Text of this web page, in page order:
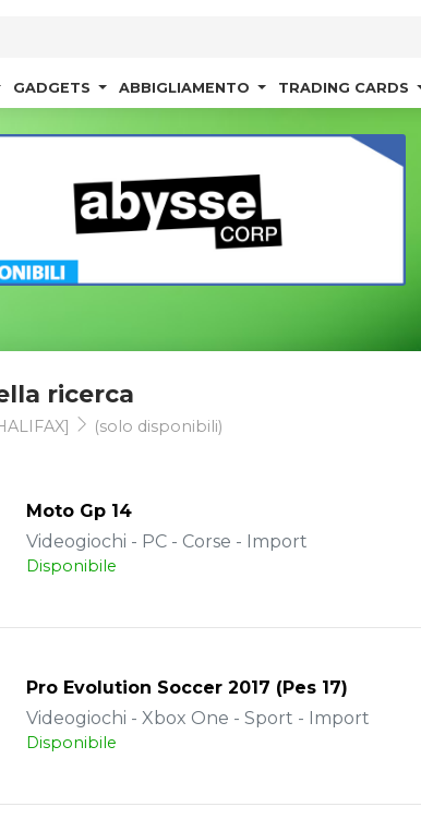
GADGETS ABBIGLIAMENTO TRADING CARDS
ricerca
(solo disponibili)
Moto Gp 14
Videogiochi - PC - Corse - Import
Disponibile
Pro Evolution Soccer 2017 (Pes 17)
Videogiochi - Xbox One - Sport - Import
Disponibile